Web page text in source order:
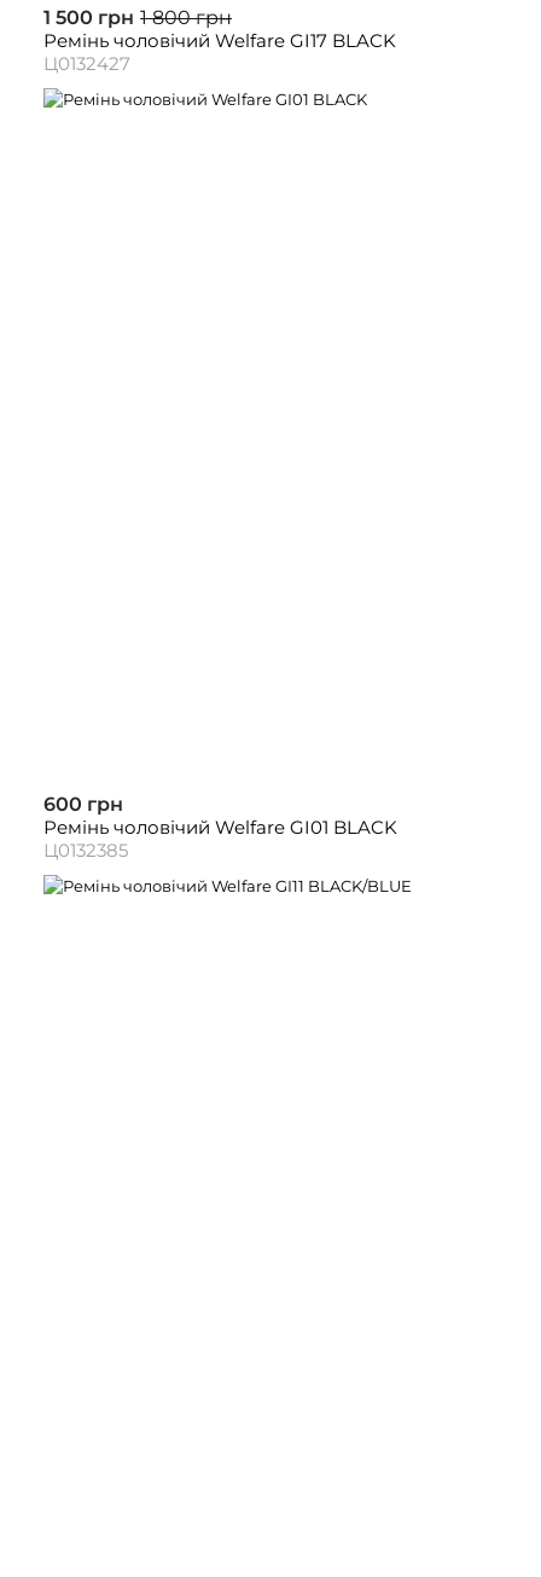
1 500 грн 1 800 грн
Ремінь чоловічий Welfare GI17 BLACK
Ц0132427
600 грн
Ремінь чоловічий Welfare GI01 BLACK
Ц0132385